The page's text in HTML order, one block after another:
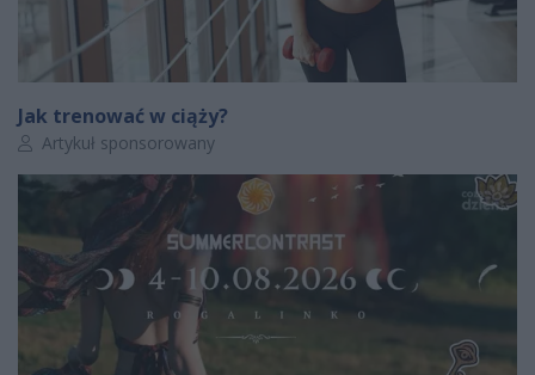
Jak trenować w ciąży?
Autor artykułu:
Artykuł sponsorowany